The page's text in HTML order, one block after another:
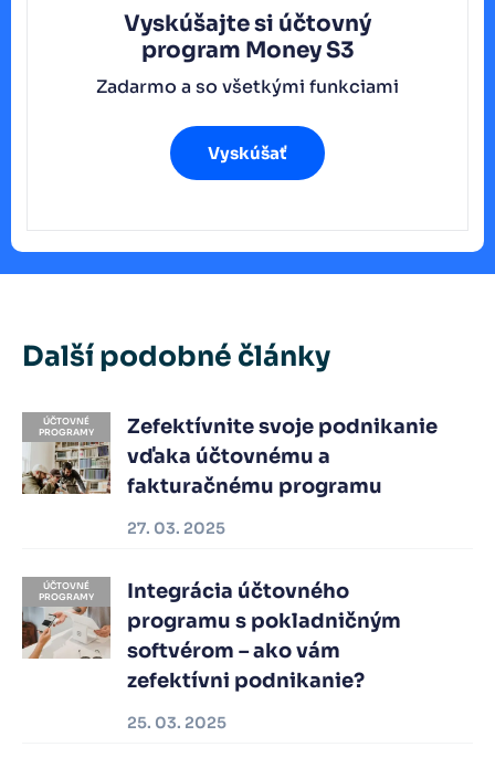
Vyskúšajte si účtovný
program Money S3
Zadarmo a so všetkými funkciami
Vyskúšať
Další podobné články
ÚČTOVNÉ
PROGRAMY
Zefektívnite svoje podnikanie
vďaka účtovnému a
fakturačnému programu
27. 03. 2025
ÚČTOVNÉ
PROGRAMY
Integrácia účtovného
programu s pokladničným
softvérom – ako vám
zefektívni podnikanie?
25. 03. 2025